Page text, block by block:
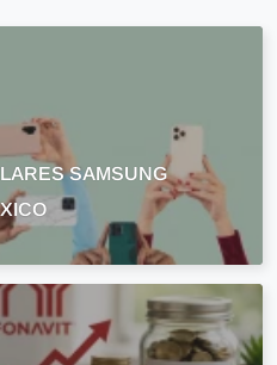
SAMSUNG